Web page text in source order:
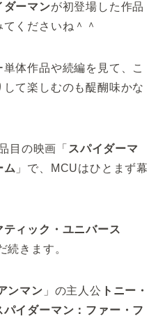
ダーマンが初登場した作品
くださいね＾＾
体作品や続編を見て、こ
て楽しむのも醍醐味かな
目の映画「 スパイダーマ
ム 」で、MCUはひとまず幕
ィック・ユニバース
続きます。
ンマン 」の主人公 トニー・
パイダーマン：ファー・フ